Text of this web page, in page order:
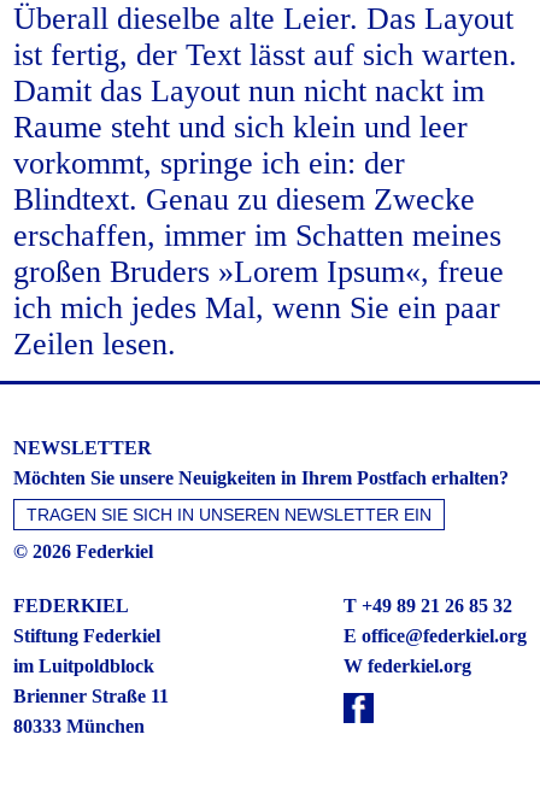
Überall dieselbe alte Leier. Das Layout
ist fertig, der Text lässt auf sich warten.
Damit das Layout nun nicht nackt im
Raume steht und sich klein und leer
vorkommt, springe ich ein: der
Blindtext. Genau zu diesem Zwecke
erschaffen, immer im Schatten meines
großen Bruders »Lorem Ipsum«, freue
ich mich jedes Mal, wenn Sie ein paar
Zeilen lesen.
NEWSLETTER
Möchten Sie unsere Neuigkeiten in Ihrem Postfach erhalten?
© 2026 Federkiel
FEDERKIEL
Stiftung Federkiel
im Luitpoldblock
Brienner Straße 11
80333 München
T +49 89 21 26 85 32
E office@federkiel.org
W federkiel.org